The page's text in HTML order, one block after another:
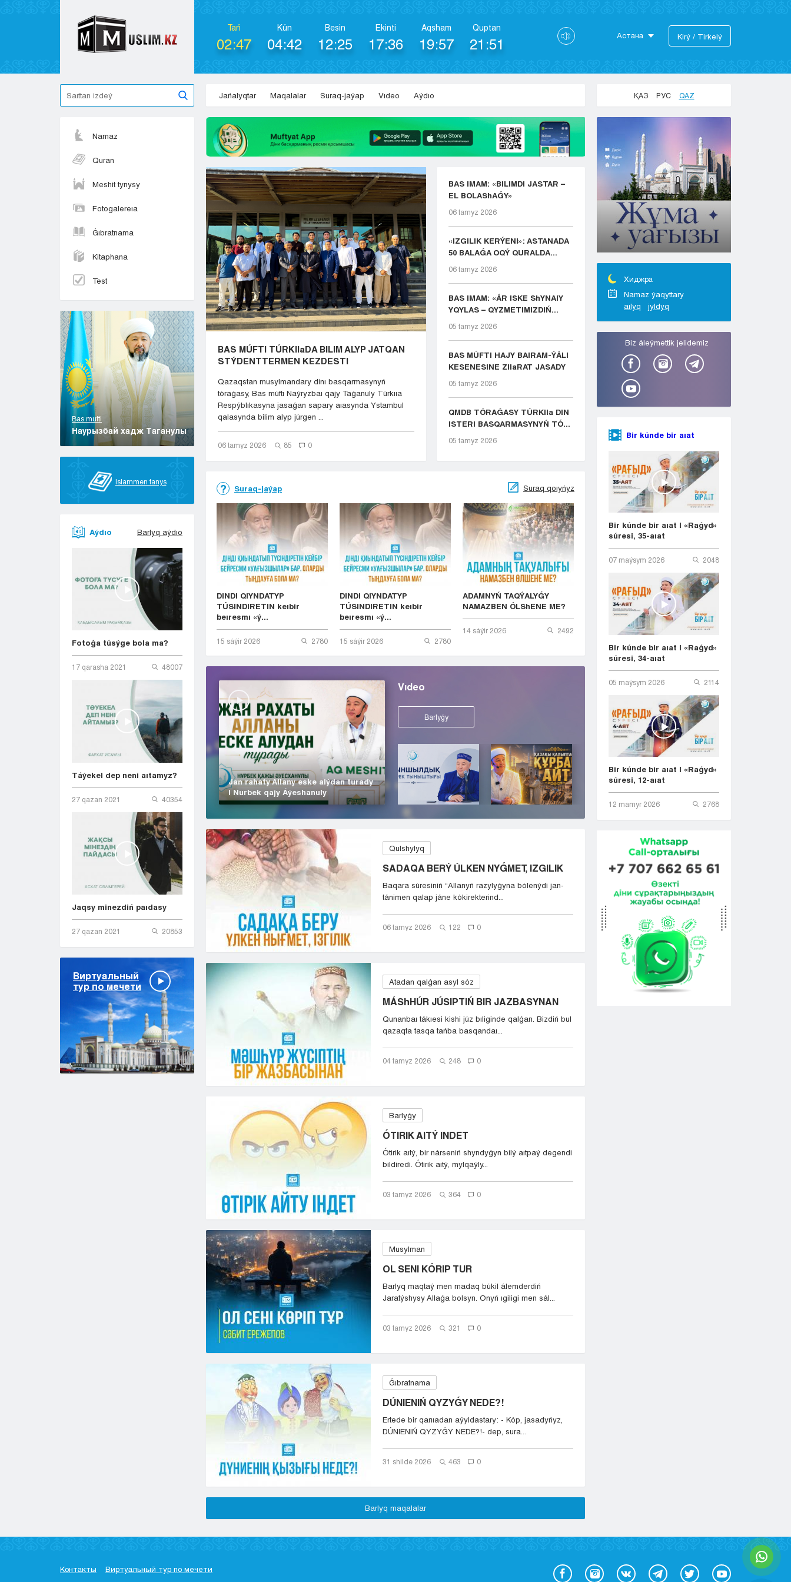
Tań
02:47
Kún
04:42
Besіn
12:25
Ekіntі
17:36
Aqsham
19:57
Quptan
21:51 Астана
Aktobe
Jezkazgan
Karaganda
Kokshetaý
Kostanaı
Kyzylorda
Pavlodar
Petropavlovsk
Semeı
Taldykorgan
Taraz
Týrkestan
Ýralsk
Ýst-Kamenogorsk
Shymkent
Kіrý / Tіrkelý
Jańalyqtar Maqalalar Suraq-jaýap Vıdeo Aýdıo ҚАЗ РУС QAZ
Namaz
Quran
Meshit tynysy
Fotogalereıa
Ǵıbratnama
Kitaphana
Test
Bas mufti
Наурызбай хадж Таганулы
Islammen tanys
Aýdıo Barlyq aýdıo
Fotoǵa túsýge bola ma?
17 qarasha 2021 48007
Táýekel dep neni aıtamyz?
27 qazan 2021 40354
Jaqsy minezdiń paıdasy
27 qazan 2021 20853
Виртуальный
тур по мечети
BAS MÚFTI TÚRKIIaDA BILIM ALYP JATQAN
STÝDENTTERMEN KEZDESTI
Qazaqstan musylmandary dinı basqarmasynyń
tóraǵasy, Bas múftı Naýryzbaı qajy Taǵanuly Túrkııa
Respýblıkasyna jasaǵan sapary aıasynda Ystambul
qalasynda bilim alyp júrgen ...
06 tamyz 2026 85 0
BAS IMAM: «BILIMDI JASTAR –
EL BOLAShAǴY»
06 tamyz 2026
«IZGILIK KERÝENI»: ASTANADA
50 BALAǴA OQÝ QURALDA...
06 tamyz 2026
BAS IMAM: «ÁR ISKE ShYNAIY
YQYLAS – QYZMETIMIZDIŃ...
05 tamyz 2026
BAS MÚFTI HAJY BAIRAM-ÝÁLI
KESENESINE ZIIaRAT JASADY
05 tamyz 2026
QMDB TÓRAǴASY TÚRKIIa DIN
ISTERI BASQARMASYNYŃ TÓ...
05 tamyz 2026
Suraq-jaýap Suraq qoıyńyz
DINDI QIYNDATYP
TÚSINDIRETIN keıbir
beıresmı «ý...
15 sáýіr 2026 2780
DINDI QIYNDATYP
TÚSINDIRETIN keıbir
beıresmı «ý...
15 sáýіr 2026 2780
ADAMNYŃ TAQÝALYǴY
NAMAZBEN ÓLShENE ME?
14 sáýіr 2026 2492
Jan rahaty Allany eske alýdan turady
| Nurbek qajy Áýeshanuly
Vıdeo
Barlyǵy
Qulshylyq
SADAQA BERÝ ÚLKEN NYǴMET, IZGILIK
Baqara súresiniń “Allanyń razylyǵyna bólenýdi jan-
tánimen qalap jáne kókirekterind...
06 tamyz 2026 122 0
Atadan qalǵan asyl sóz
MÁShHÚR JÚSIPTIŃ BIR JAZBASYNAN
Qunanbaı tákıesi kishi júz bıliginde qalǵan. Bizdiń bul
qazaqta tasqa tańba basqandaı...
04 tamyz 2026 248 0
Barlyǵy
ÓTIRIK AITÝ INDET
Ótirik aıtý, bir nárseniń shyndyǵyn bilý aıtpaý degendi
bildiredi. Ótirik aıtý, mylqaýly...
03 tamyz 2026 364 0
Musylman
OL SENI KÓRIP TUR
Barlyq maqtaý men madaq búkil álemderdiń
Jaratýshysy Allaǵa bolsyn. Onyń ıgiligi men sál...
03 tamyz 2026 321 0
Ǵıbratnama
DÚNIENIŃ QYZYǴY NEDE?!
Ertede bir qarııadan aýyldastary: - Kóp, jasadyńyz,
DÚNIENIŃ QYZYǴY NEDE?!- dep, sura...
31 shіlde 2026 463 0
Barlyq maqalalar
Хиджра
Namaz ýaqyttary
aılyq
jyldyq
Bіz áleýmettіk jelіdemіz
Bir kúnde bir aıat
Bir kúnde bir aıat | «Raǵyd»
súresi, 35-aıat
07 maýsym 2026 2048
Bir kúnde bir aıat | «Raǵyd»
súresi, 34-aıat
05 maýsym 2026 2114
Bir kúnde bir aıat | «Raǵyd»
súresi, 12-aıat
12 mamyr 2026 2768
Контакты Виртуальный тур по мечети